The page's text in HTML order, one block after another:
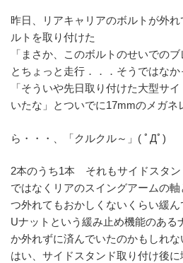
昨日、リアキャリアのボルトが外
ルトを取り付けた
「まさか、このボルトのせいでの
とちょっと走行．．．そうではなか
「そういや先日取り付けた大型サ
いたな」とついでに17mmのメガネ
ら・・・、「クルクル～」( ﾟДﾟ)
2本のうち1本 それもサイドスタン
ではなくリアのスイングアームの
つ外れてもおかしくないくらい緩ん
Uナットという緩み止め機能のある
か外れずに済んでいたのかもしれな
はい、サイドスタンド取り付け後